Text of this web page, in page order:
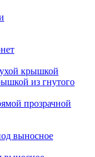
крышкой
из гнутого
прозрачной
выносное